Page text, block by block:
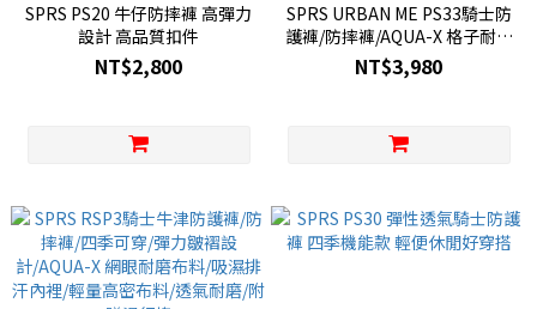
SPRS PS20 牛仔防摔褲 高彈力
設計 高品質扣件
NT$2,800
SPRS URBAN ME PS33騎士防
護褲/防摔褲/AQUA-X 格子耐磨
布料/防撥水/耐磨耐髒/四季機
能款/輕便休閒好穿搭/附贈護具
NT$3,980